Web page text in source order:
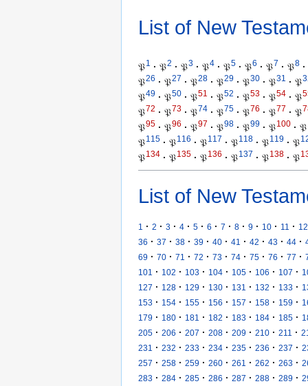
List of New
𝔓1 · 𝔓2 · 𝔓3 · 𝔓4 · 𝔓5 · 𝔓6 · 𝔓7 · 𝔓8 ·
𝔓26 · 𝔓27 · 𝔓28 · 𝔓29 · 𝔓30 · 𝔓31 · 𝔓
𝔓49 · 𝔓50 · 𝔓51 · 𝔓52 · 𝔓53 · 𝔓54 · 𝔓
𝔓72 · 𝔓73 · 𝔓74 · 𝔓75 · 𝔓76 · 𝔓77 · 𝔓
𝔓95 · 𝔓96 · 𝔓97 · 𝔓98 · 𝔓99 · 𝔓100 · 𝔓
𝔓115 · 𝔓116 · 𝔓117 · 𝔓118 · 𝔓119 · 𝔓
𝔓134 · 𝔓135 · 𝔓136 · 𝔓137 · 𝔓138 · 𝔓
List of New
1 · 2 · 3 · 4 · 5 · 6 · 7 · 8 · 9 · 10 · 11 · 12
36 · 37 · 38 · 39 · 40 · 41 · 42 · 43 · 44 ·
69 · 70 · 71 · 72 · 73 · 74 · 75 · 76 · 77 ·
101
· 102 · 103 · 104 · 105 · 106 · 107 ·
127 · 128 · 129 · 130 · 131 · 132 · 133 ·
153 · 154 · 155 · 156 · 157 · 158 · 159 ·
179 · 180 · 181 · 182 · 183 · 184 · 185 ·
205 · 206 · 207 · 208 · 209 · 210 · 211 ·
231
· 232 · 233 · 234 · 235 · 236 · 237 ·
257 · 258 · 259 · 260 · 261 · 262 · 263 ·
283 · 284 · 285 · 286 · 287 · 288 · 289 ·